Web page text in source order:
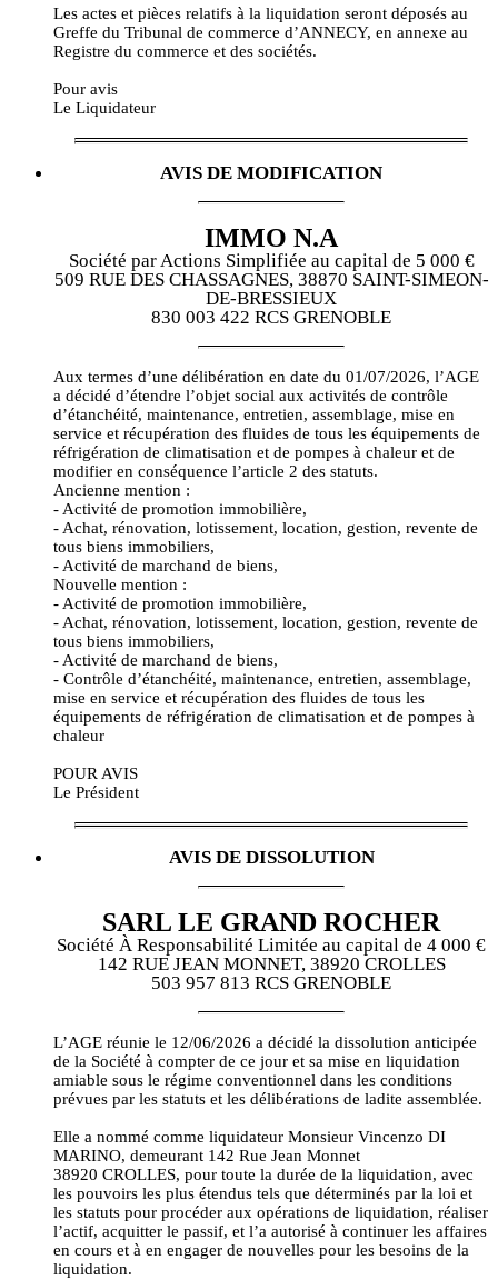
Les actes et pièces relatifs à la liquidation seront déposés au
Greffe du Tribunal de commerce d’ANNECY, en annexe au
Registre du commerce et des sociétés.
Pour avis
Le Liquidateur
AVIS DE MODIFICATION
IMMO N.A
Société par Actions Simplifiée au capital de 5 000 €
509 RUE DES CHASSAGNES, 38870 SAINT-SIMEON-
DE-BRESSIEUX
830 003 422 RCS GRENOBLE
Aux termes d’une délibération en date du 01/07/2026, l’AGE
a décidé d’étendre l’objet social aux activités de contrôle
d’étanchéité, maintenance, entretien, assemblage, mise en
service et récupération des fluides de tous les équipements de
réfrigération de climatisation et de pompes à chaleur et de
modifier en conséquence l’article 2 des statuts.
Ancienne mention :
- Activité de promotion immobilière,
- Achat, rénovation, lotissement, location, gestion, revente de
tous biens immobiliers,
- Activité de marchand de biens,
Nouvelle mention :
- Activité de promotion immobilière,
- Achat, rénovation, lotissement, location, gestion, revente de
tous biens immobiliers,
- Activité de marchand de biens,
- Contrôle d’étanchéité, maintenance, entretien, assemblage,
mise en service et récupération des fluides de tous les
équipements de réfrigération de climatisation et de pompes à
chaleur
POUR AVIS
Le Président
AVIS DE DISSOLUTION
SARL LE GRAND ROCHER
Société À Responsabilité Limitée au capital de 4 000 €
142 RUE JEAN MONNET, 38920 CROLLES
503 957 813 RCS GRENOBLE
L’AGE réunie le 12/06/2026 a décidé la dissolution anticipée
de la Société à compter de ce jour et sa mise en liquidation
amiable sous le régime conventionnel dans les conditions
prévues par les statuts et les délibérations de ladite assemblée.
Elle a nommé comme liquidateur Monsieur Vincenzo DI
MARINO, demeurant 142 Rue Jean Monnet
38920 CROLLES, pour toute la durée de la liquidation, avec
les pouvoirs les plus étendus tels que déterminés par la loi et
les statuts pour procéder aux opérations de liquidation, réaliser
l’actif, acquitter le passif, et l’a autorisé à continuer les affaires
en cours et à en engager de nouvelles pour les besoins de la
liquidation.